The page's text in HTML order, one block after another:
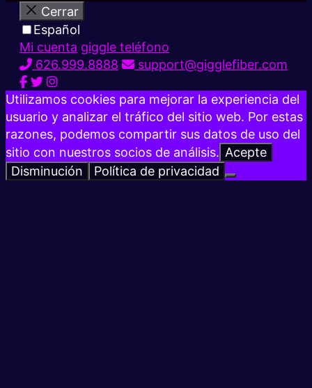
Cerrar
Español
Mi cuenta giggle teléfono
626.999.8888
support@gigglefiber.com
Utilizamos cookies para mejorar la experiencia del
usuario y analizar el tráfico del sitio web. Por estas
razones, podemos compartir sus datos de uso del
sitio con nuestros socios de análisis. Acepte
Disminución
Política de privacidad